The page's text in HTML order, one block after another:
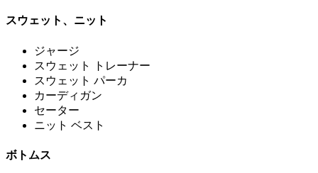
スウェット、ニット
ジャージ
スウェット トレーナー
スウェット パーカ
カーディガン
セーター
ニット ベスト
ボトムス